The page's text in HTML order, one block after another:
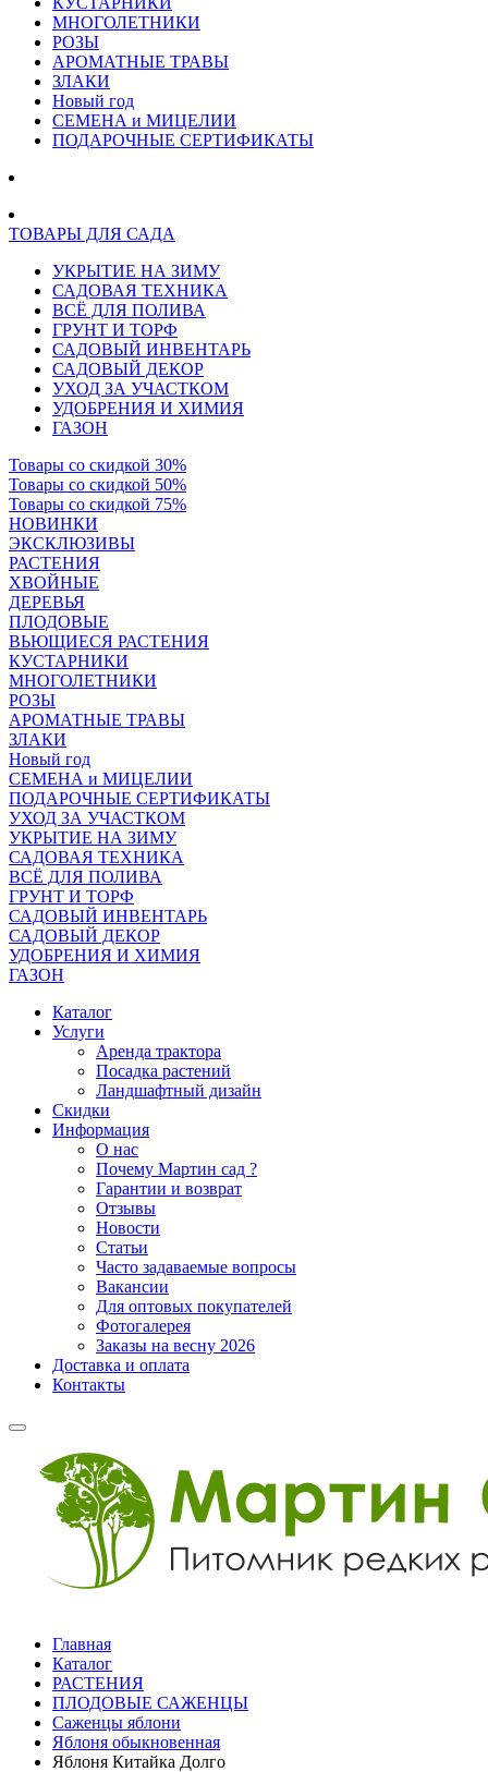
МНОГОЛЕТНИКИ
РОЗЫ
АРОМАТНЫЕ ТРАВЫ
ЗЛАКИ
Новый год
СЕМЕНА и МИЦЕЛИИ
ПОДАРОЧНЫЕ СЕРТИФИКАТЫ
ТОВАРЫ ДЛЯ САДА
УКРЫТИЕ НА ЗИМУ
САДОВАЯ ТЕХНИКА
ВСЁ ДЛЯ ПОЛИВА
ГРУНТ И ТОРФ
САДОВЫЙ ИНВЕНТАРЬ
САДОВЫЙ ДЕКОР
УХОД ЗА УЧАСТКОМ
УДОБРЕНИЯ И ХИМИЯ
ГАЗОН
Товары со скидкой 30%
Товары со скидкой 50%
Товары со скидкой 75%
НОВИНКИ
ЭКСКЛЮЗИВЫ
РАСТЕНИЯ
ХВОЙНЫЕ
ДЕРЕВЬЯ
ПЛОДОВЫЕ
ВЬЮЩИЕСЯ РАСТЕНИЯ
КУСТАРНИКИ
МНОГОЛЕТНИКИ
РОЗЫ
АРОМАТНЫЕ ТРАВЫ
ЗЛАКИ
Новый год
СЕМЕНА и МИЦЕЛИИ
ПОДАРОЧНЫЕ СЕРТИФИКАТЫ
УХОД ЗА УЧАСТКОМ
УКРЫТИЕ НА ЗИМУ
САДОВАЯ ТЕХНИКА
ВСЁ ДЛЯ ПОЛИВА
ГРУНТ И ТОРФ
САДОВЫЙ ИНВЕНТАРЬ
САДОВЫЙ ДЕКОР
УДОБРЕНИЯ И ХИМИЯ
ГАЗОН
Каталог
Услуги
Аренда трактора
Посадка растений
Ландшафтный дизайн
Скидки
Информация
О нас
Почему Мартин сад ?
Гарантии и возврат
Отзывы
Новости
Статьи
Часто задаваемые вопросы
Вакансии
Для оптовых покупателей
Фотогалерея
Заказы на весну 2026
Доставка и оплата
Контакты
Главная
Каталог
РАСТЕНИЯ
ПЛОДОВЫЕ САЖЕНЦЫ
Саженцы яблони
Яблоня обыкновенная
Яблоня Китайка Долго